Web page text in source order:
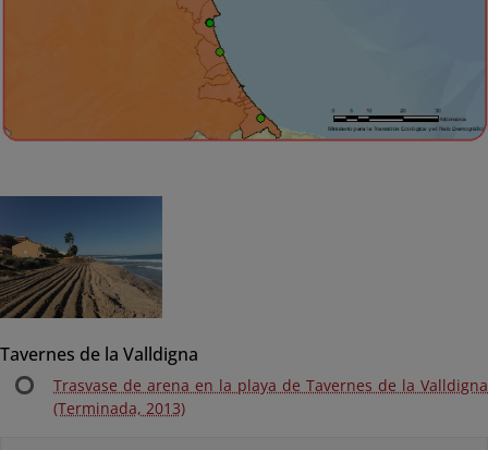
Tavernes de la Valldigna
Trasvase de arena en la playa de Tavernes de la Valldigna
(Terminada, 2013)